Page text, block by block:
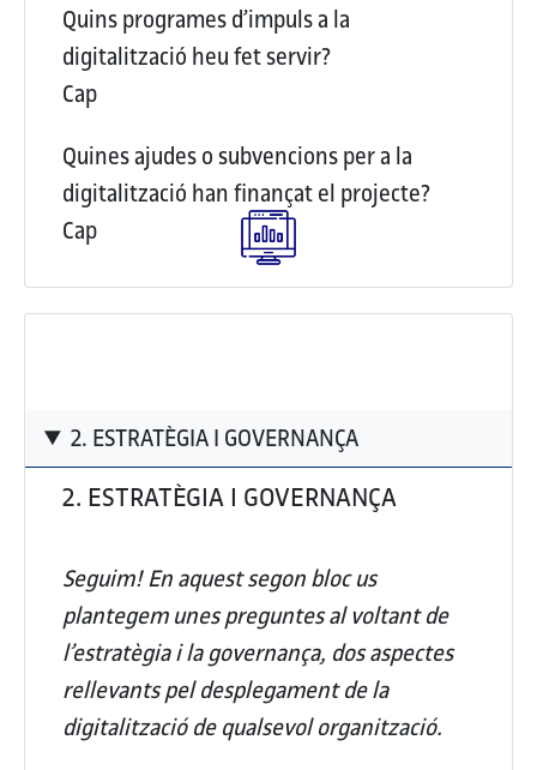
Quins programes d’impuls a la
digitalització heu fet servir?
Cap
Quines ajudes o subvencions per a la
digitalització han finançat el projecte?
Cap
2. ESTRATÈGIA I GOVERNANÇA
2. ESTRATÈGIA I GOVERNANÇA
Seguim! En aquest segon bloc us
plantegem unes preguntes al voltant de
l’estratègia i la governança, dos aspectes
rellevants pel desplegament de la
digitalització de qualsevol organització.